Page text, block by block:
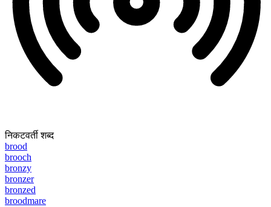
निकटवर्ती शब्द
brood
brooch
bronzy
bronzer
bronzed
broodmare